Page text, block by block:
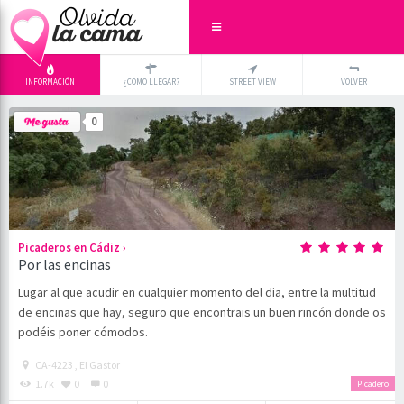
INFORMACIÓN ¿COMO LLEGAR? STREET VIEW VOLVER
0
Picaderos en Cádiz ›
Por las encinas
Lugar al que acudir en cualquier momento del dia, entre la multitud
de encinas que hay, seguro que encontrais un buen rincón donde os
podéis poner cómodos.
Picadero
CA-4223 , El Gastor
1.7k
0 0
-